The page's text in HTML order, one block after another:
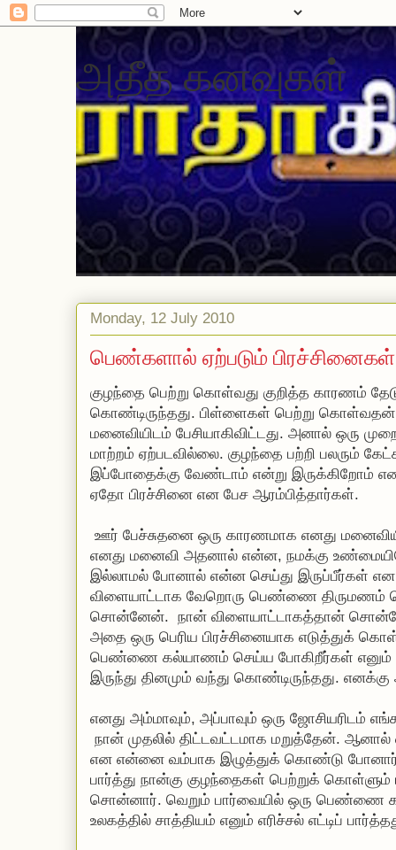
அதீத கனவுகள்
Monday, 12 July 2010
பெண்களால் ஏற்படும் பிரச்சினைகள்
குழந்தை பெற்று கொள்வது குறித்த காரணம்
கொண்டிருந்தது. பிள்ளைகள் பெற்று கொள்வதன்
மனைவியிடம் பேசியாகிவிட்டது. அனால் ஒரு
மாற்றம் ஏற்படவில்லை. குழந்தை பற்றி பலரும்
இப்போதைக்கு வேண்டாம் என்று இருக்கிறோம்
ஏதோ பிரச்சினை என பேச ஆரம்பித்தார்கள்.
ஊர் பேச்சுதனை ஒரு காரணமாக எனது
எனது மனைவி அதனால் என்ன, நமக்கு
இல்லாமல் போனால் என்ன செய்து இருப்பீர்கள் என
விளையாட்டாக வேறொரு பெண்ணை
சொன்னேன். நான் விளையாட்டாகத்தான்
அதை ஒரு பெரிய பிரச்சினையாக எடுத்துக்
பெண்ணை கல்யாணம் செய்ய போகிறீர்கள் எனும்
இருந்து தினமும் வந்து கொண்டிருந்தது. எனக்கு
எனது அம்மாவும், அப்பாவும் ஒரு ஜோசியரிடம்
நான் முதலில் திட்டவட்டமாக மறுத்தேன்.
என என்னை வம்பாக இழுத்துக் கொண்டு
பார்த்து நான்கு குழந்தைகள் பெற்றுக் கொள்ளும்
சொன்னார். வெறும் பார்வையில் ஒரு பெண்ணை
உலகத்தில் சாத்தியம் எனும் எரிச்சல் எட்டிப்